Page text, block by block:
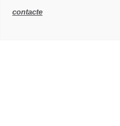
contacte